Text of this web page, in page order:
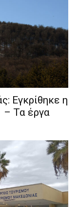
Εγκρίθηκε η
– Τα έργα